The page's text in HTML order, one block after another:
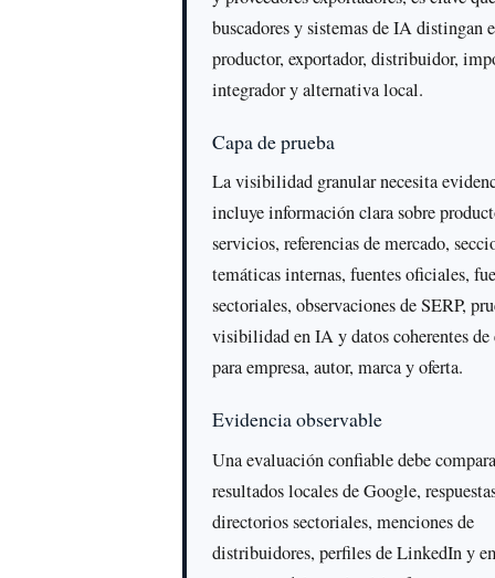
buscadores y sistemas de IA distingan
productor, exportador, distribuidor,
integrador y alternativa local.
Capa de prueba
La visibilidad granular necesita
incluye información clara sobre
servicios, referencias de mercado,
temáticas internas, fuentes oficiales,
sectoriales, observaciones de SERP,
visibilidad en IA y datos coherentes de
para empresa, autor, marca y oferta.
Evidencia observable
Una evaluación confiable debe
resultados locales de Google,
directorios sectoriales, menciones de
distribuidores, perfiles de LinkedIn y